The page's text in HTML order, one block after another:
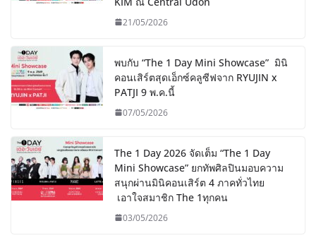
21/05/2026
พบกับ “The 1 Day Mini Showcase” มินิ
คอนเสิร์ตสุดเอ็กซ์คลูซีฟจาก RYUJIN x
PATJI 9 พ.ค.นี้
07/05/2026
The 1 Day 2026 จัดเต็ม “The 1 Day
Mini Showcase” ยกทัพศิลปินมอบความ
สนุกผ่านมินิคอนเสิร์ต 4 ภาคทั่วไทย
เอาใจสมาชิก The 1ทุกคน
03/05/2026